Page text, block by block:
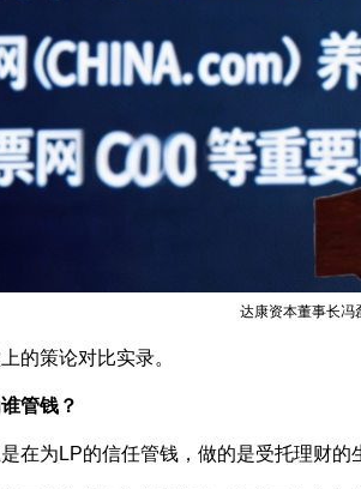
达康资本董事长冯
的策论对比实录。
管钱？
在为 LP的信任管钱，做的是受托理财的